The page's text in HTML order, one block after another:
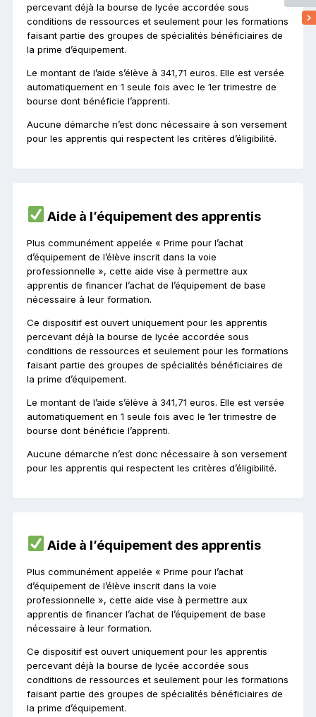
percevant déjà la bourse de lycée accordée sous
conditions de ressources et seulement pour les formations
faisant partie des groupes de spécialités bénéficiaires de
la prime d’équipement.
Le montant de l’aide s’élève à 341,71 euros. Elle est versée
automatiquement en 1 seule fois avec le 1er trimestre de
bourse dont bénéficie l’apprenti.
Aucune démarche n’est donc nécessaire à son versement
pour les apprentis qui respectent les critères d’éligibilité.
Aide à l’équipement des apprentis
Plus communément appelée « Prime pour l’achat
d’équipement de l’élève inscrit dans la voie
professionnelle », cette aide vise à permettre aux
apprentis de financer l’achat de l’équipement de base
nécessaire à leur formation.
Ce dispositif est ouvert uniquement pour les apprentis
percevant déjà la bourse de lycée accordée sous
conditions de ressources et seulement pour les formations
faisant partie des groupes de spécialités bénéficiaires de
la prime d’équipement.
Le montant de l’aide s’élève à 341,71 euros. Elle est versée
automatiquement en 1 seule fois avec le 1er trimestre de
bourse dont bénéficie l’apprenti.
Aucune démarche n’est donc nécessaire à son versement
pour les apprentis qui respectent les critères d’éligibilité.
Aide à l’équipement des apprentis
Plus communément appelée « Prime pour l’achat
d’équipement de l’élève inscrit dans la voie
professionnelle », cette aide vise à permettre aux
apprentis de financer l’achat de l’équipement de base
nécessaire à leur formation.
Ce dispositif est ouvert uniquement pour les apprentis
percevant déjà la bourse de lycée accordée sous
conditions de ressources et seulement pour les formations
faisant partie des groupes de spécialités bénéficiaires de
la prime d’équipement.